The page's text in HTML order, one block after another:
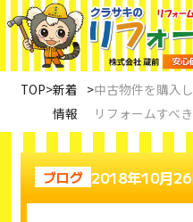
TOP>新着
情報
>中古物件を購入
リフォームすべ
ブログ 2018年10月26